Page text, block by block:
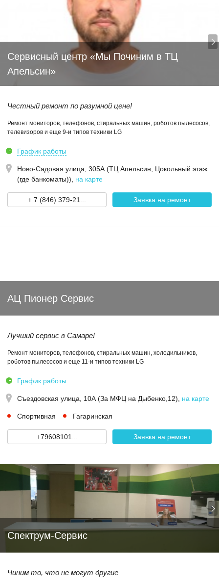
Сервисный центр «Мы Починим в ТЦ
Апельсин»
Честный ремонт по разумной цене!
Ремонт мониторов, телефонов, стиральных машин, роботов пылесосов,
телевизоров и еще 9-и типов техники LG
График работы
Ново-Садовая улица, 305А (ТЦ Апельсин, Цокольный этаж
(где банкоматы))
на карте
+ 7 (846) 379-21... Заявка на ремонт
АЦ Пионер Сервис
Лучший сервис в Самаре!
Ремонт мониторов, телефонов, стиральных машин, холодильников,
роботов пылесосов и еще 11-и типов техники LG
График работы
Съездовская улица, 10А (За МФЦ на Дыбенко,12) на карте
Спортивная Гагаринская
+79608101... Заявка на ремонт
Спектрум-Сервис
Чиним то, что не могут другие